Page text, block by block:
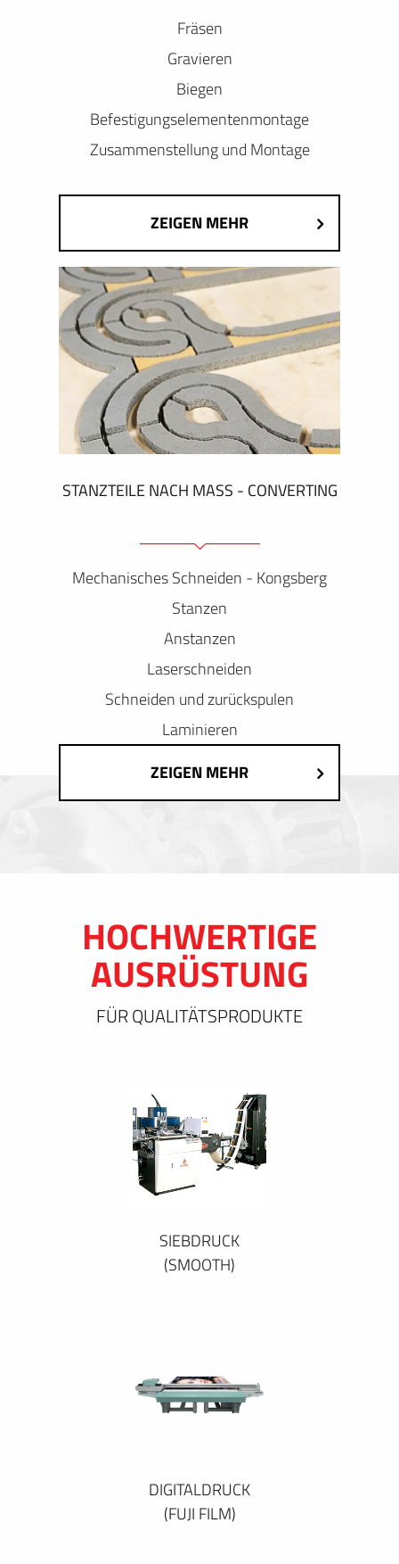
Fräsen
Gravieren
Biegen
Befestigungselementenmontage
Zusammenstellung und Montage
ZEIGEN MEHR
STANZTEILE NACH MASS - CONVERTING
Mechanisches Schneiden - Kongsberg
Stanzen
Anstanzen
Laserschneiden
Schneiden und zurückspulen
Laminieren
ZEIGEN MEHR
HOCHWERTIGE
AUSRÜSTUNG
FÜR QUALITÄTSPRODUKTE
SIEBDRUCK
(SMOOTH)
DIGITALDRUCK
(FUJI FILM)